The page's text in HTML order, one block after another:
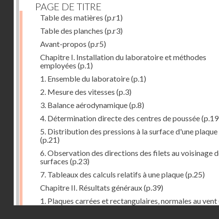
PAGE DE TITRE
Table des matières (p.r1)
Table des planches (p.r3)
Avant-propos (p.r5)
Chapitre I. Installation du laboratoire et méthodes
employées (p.1)
1. Ensemble du laboratoire(p.1)
2. Mesure des vitesses (p.3)
3. Balance aérodynamique(p.8)
4. Détermination directe des centres de poussée
5. Distribution des pressions à la surface d'une plaque
(p.21)
6. Observation des directions des filets au voisinage
surfaces (p.23)
7. Tableaux des calculs relatifs à une plaque(p.25)
Chapitre II. Résultats généraux(p.39)
1. Plaques carrées et rectangulaires, normales au vent